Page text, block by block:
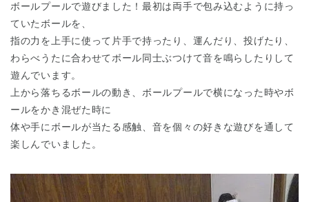
ボールプールで遊びました！最初は両手で包み込むように持っ
ていたボールを、
指の力を上手に使って片手で持ったり、運んだり、投げたり、
わらべうたに合わせてボール同士ぶつけて音を鳴らしたりして
遊んでいます。
上から落ちるボールの動き、ボールプールで横になった時やボ
ールをかき混ぜた時に
体や手にボールが当たる感触、音を個々の好きな遊びを通して
楽しんでいました。